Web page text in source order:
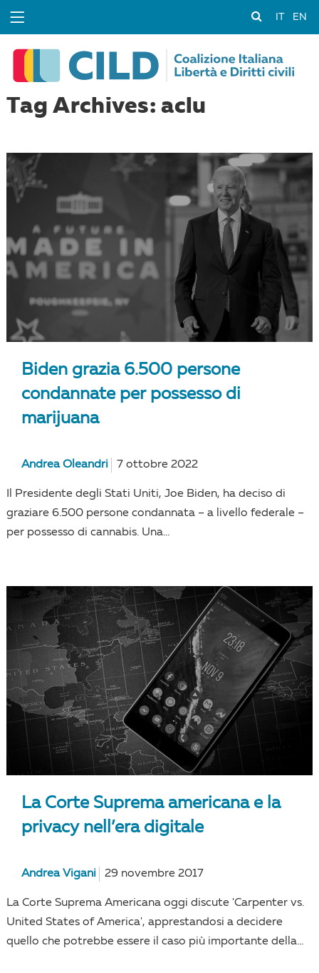
EN
Tag Archives: aclu
Biden grazia 6.500 persone
condannate per possesso di
marijuana
Andrea Oleandri 7 ottobre 2022
Il Presidente degli Stati Uniti, Joe Biden, ha deciso di
graziare 6.500 persone condannata – a livello federale –
per possesso di cannabis. Una...
La Corte Suprema americana e la
privacy nell’era digitale
Andrea Vigani 29 novembre 2017
La Corte Suprema Americana oggi discute 'Carpenter vs.
United States of America', apprestandosi a decidere
quello che potrebbe essere il caso più importante della...